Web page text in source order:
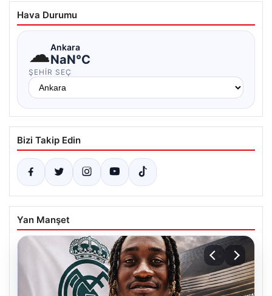
Hava Durumu
☁Ankara
NaN°C
ŞEHIR SEÇ
Bizi Takip Edin
Yan Manşet